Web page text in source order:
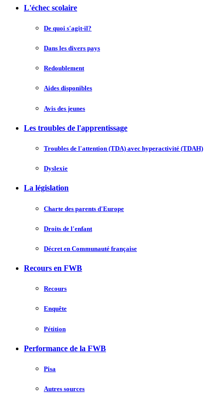
L'échec scolaire
De quoi s'agit-il?
Dans les divers pays
Redoublement
Aides disponibles
Avis des jeunes
Les troubles de l'apprentissage
Troubles de l'attention (TDA) avec hyperactivité (TDAH)
Dyslexie
La législation
Charte des parents d'Europe
Droits de l'enfant
Décret en Communauté française
Recours en FWB
Recours
Enquête
Pétition
Performance de la FWB
Pisa
Autres sources